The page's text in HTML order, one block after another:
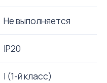
Не выполняется
IP20
I (1-й класс)